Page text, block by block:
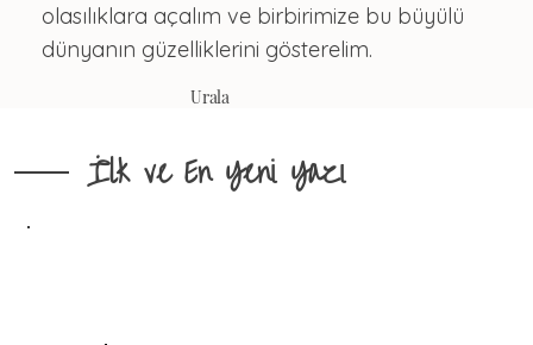
olasılıklara açalım ve birbirimize bu büyülü
dünyanın güzelliklerini gösterelim.
Urala
İlk ve En Yeni Yazı